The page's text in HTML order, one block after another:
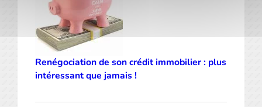
Renégociation de son crédit immobilier : plus
intéressant que jamais !